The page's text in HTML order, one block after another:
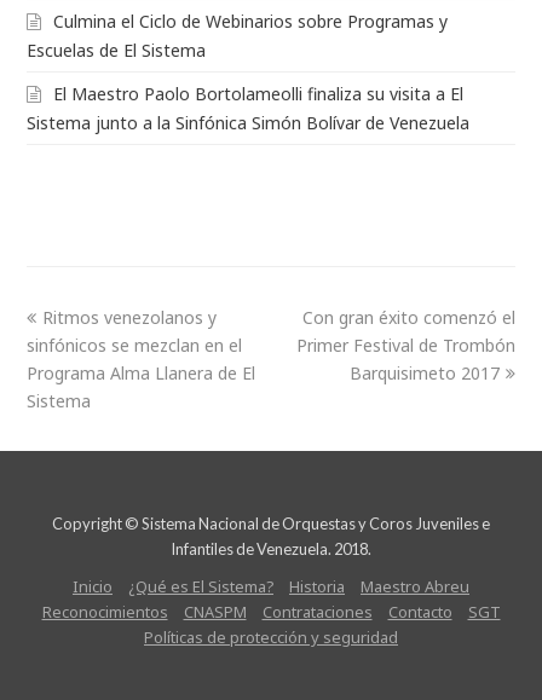
Culmina el Ciclo de Webinarios sobre Programas y
Escuelas de El Sistema
El Maestro Paolo Bortolameolli finaliza su visita a El
Sistema junto a la Sinfónica Simón Bolívar de Venezuela
Ritmos venezolanos y
sinfónicos se mezclan en el
Programa Alma Llanera de El
Sistema
Con gran éxito comenzó el
Primer Festival de Trombón
Barquisimeto 2017
Copyright © Sistema Nacional de Orquestas y Coros Juveniles e
Infantiles de Venezuela. 2018.
Inicio ¿Qué es El Sistema? Historia
Maestro Abreu
Reconocimientos
CNASPM Contrataciones Contacto
SGT
Políticas de protección y seguridad